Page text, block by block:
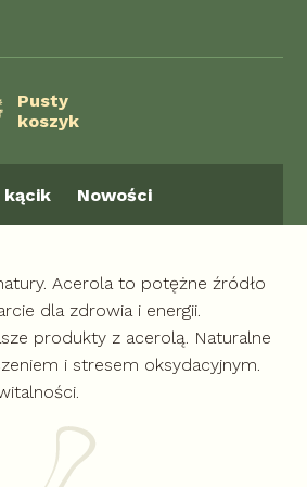
KOSZYK
Pusty
koszyk
kącik Nowości
Acerola to potężne źródło
dla zdrowia i energii.
produkty z acerolą. Naturalne
i stresem oksydacyjnym.